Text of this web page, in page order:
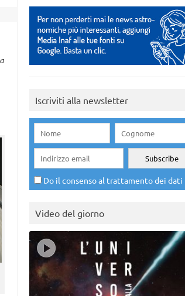
Iscriviti alla newsletter
Do il consenso al trattamento dei dati
Video del giorno